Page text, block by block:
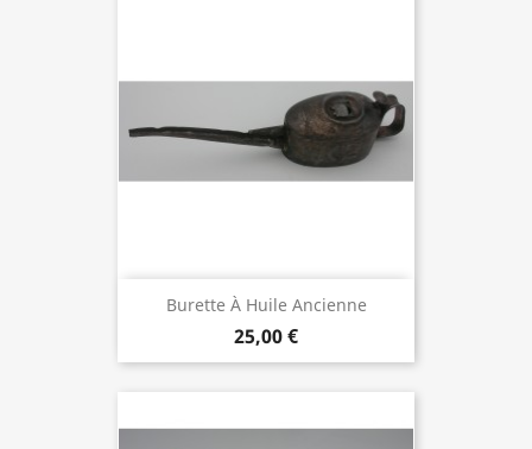
Burette À Huile Ancienne
25,00 €